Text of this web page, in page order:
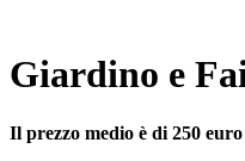
Giardino e
Il prezzo medio è di 250 euro